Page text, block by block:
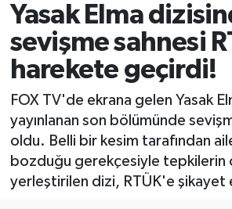
Yasak Elma
sevişme sahnesi
harekete geçirdi!
FOX TV'de ekrana gelen Yasak
yayınlanan son bölümünde
oldu. Belli bir kesim tarafından aile
bozduğu gerekçesiyle tepkilerin
yerleştirilen dizi, RTÜK'e şikayet
Süper Lig Puan Durumu ve
Tüm Manşetler
Son Dakika Haberleri
Haber Arşivi